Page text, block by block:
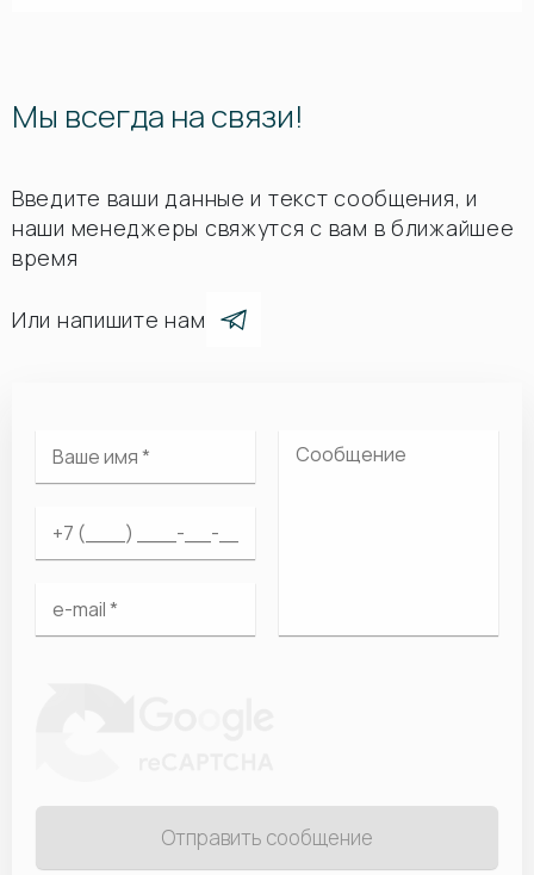
Мы всегда на связи!
Введите ваши данные и текст сообщения, и
наши менеджеры свяжутся с вам в ближайшее
время
Или напишите нам
Отправить сообщение